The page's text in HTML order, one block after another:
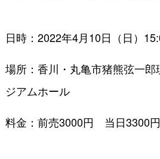
日時：2022年4月10日（日）
場所：香川・丸亀市猪熊弦一
ジアムホール
料金：前売3000円 当日3300円